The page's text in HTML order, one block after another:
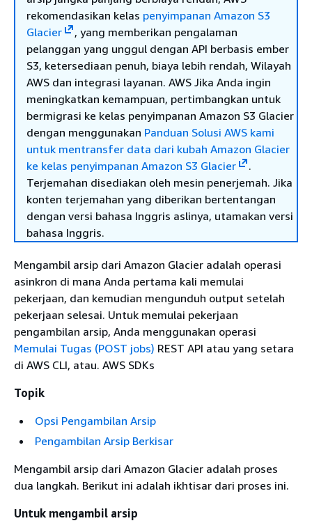
rekomendasikan kelas penyimpanan Amazon S3
Glacier
, yang memberikan pengalaman
pelanggan yang unggul dengan API berbasis ember
S3, ketersediaan penuh, biaya lebih rendah, Wilayah
AWS dan integrasi layanan. AWS Jika Anda ingin
meningkatkan kemampuan, pertimbangkan untuk
bermigrasi ke kelas penyimpanan Amazon S3 Glacier
dengan menggunakan Panduan Solusi AWS kami
untuk mentransfer data dari kubah Amazon Glacier
ke kelas penyimpanan Amazon S3 Glacier
.
Terjemahan disediakan oleh mesin penerjemah. Jika
konten terjemahan yang diberikan bertentangan
dengan versi bahasa Inggris aslinya, utamakan versi
bahasa Inggris.
Mengambil arsip dari Amazon Glacier adalah operasi
asinkron di mana Anda pertama kali memulai
pekerjaan, dan kemudian mengunduh output setelah
pekerjaan selesai. Untuk memulai pekerjaan
pengambilan arsip, Anda menggunakan operasi
Memulai Tugas (POST jobs) REST API atau yang setara
di AWS CLI, atau. AWS SDKs
Topik
Opsi Pengambilan Arsip
Pengambilan Arsip Berkisar
Mengambil arsip dari Amazon Glacier adalah proses
dua langkah. Berikut ini adalah ikhtisar dari proses ini.
Untuk mengambil arsip